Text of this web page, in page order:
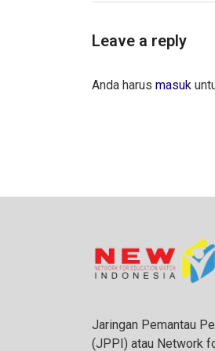
Leave a reply
Anda harus masuk
Jaringan Pemantau
(JPPI) atau Network